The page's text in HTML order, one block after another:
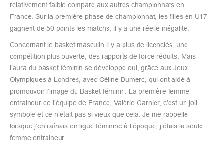
relativement faible comparé aux autres championnats en
France. Sur la première phase de championnat, les filles en U17
gagnent de 50 points les matchs, il y a une réelle inégalité.
Concernant le basket masculin il y a plus de licenciés, une
compétition plus ouverte, des rapports de force réduits. Mais
l’aura du basket féminin se développe oui, grâce aux Jeux
Olympiques à Londres, avec Céline Dumerc, qui ont aidé à
promouvoir l’image du Basket féminin. La première femme
entraineur de l’équipe de France, Valérie Garnier, c’est un joli
symbole et ce n’était pas si vieux que cela. Je me rappelle
lorsque j’entraînais en ligue féminine à l’époque, j’étais la seule
femme entraineur.